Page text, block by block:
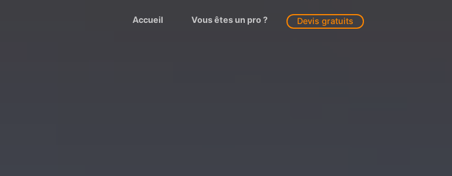
Accueil Vous êtes un pro ? Devis gratuits